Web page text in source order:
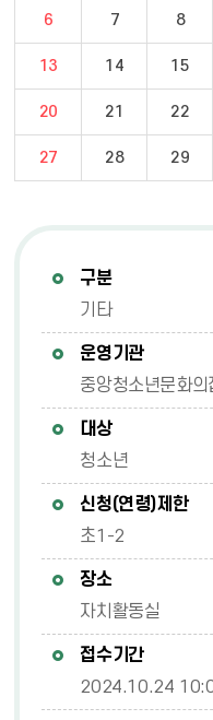
6 7 8
13 14 15
20 21 22
27 28 29
구분
기타
운영기관
중앙청소년문화의
대상
청소년
신청(연령)제한
초1-2
장소
자치활동실
접수기간
2024.10.24